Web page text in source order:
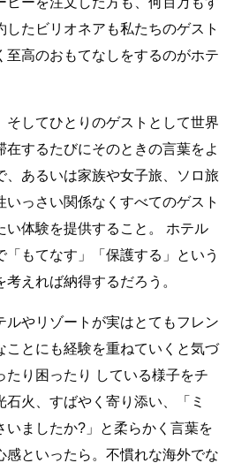
したビリオネアも私たちのゲスト
至高のおもてなしをするのがホテ
そしてひとりのゲストとして世界
するたびにそのときの言葉をよ
、あるいは家族や女子旅、ソロ旅
いっさい関係なくすべてのゲスト
い体験を提供すること。 ホテル
「もてなす」「保護する」という
えれば納得するだろう。
ルやリゾートが実はとてもフレン
ことにも経験を重ねていくと気づ
たり困ったり している様子をチ
火、すばやく寄り添い、「ミ
いましたか?」と柔らかく言葉を
感といったら。不慣れな海外でな